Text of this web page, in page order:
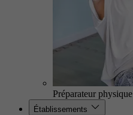
Préparateur physique
Établissements